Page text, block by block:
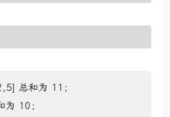
总和为 11；
10；